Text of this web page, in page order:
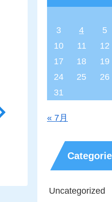
3
4 5
10
11 12
17
18 19
24
25 26
31
« 7月
Uncategorized